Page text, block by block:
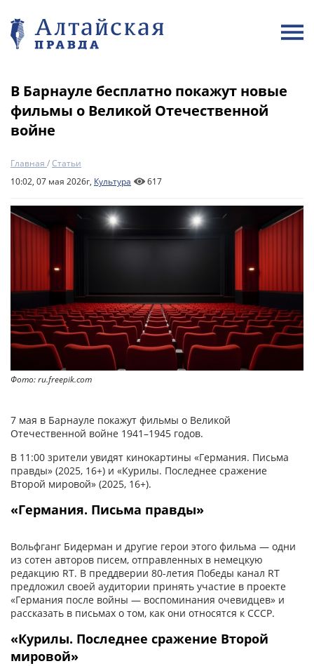
В Барнауле бесплатно покажут новые
фильмы о Великой Отечественной
войне
Главная /Статьи
10:02, 07 мая 2026г, Культура 617
Фото: ru.freepik.com
7 мая в Барнауле покажут фильмы о Великой
Отечественной войне 1941–1945 годов.
В 11:00 зрители увидят кинокартины «Германия. Письма
правды» (2025, 16+) и «Курилы. Последнее сражение
Второй мировой» (2025, 16+).
«Германия. Письма правды»
Вольфганг Бидерман и другие герои этого фильма — одни
из сотен авторов писем, отправленных в немецкую
редакцию RT. В преддверии 80-летия Победы канал RT
предложил своей аудитории принять участие в проекте
«Германия после войны — воспоминания очевидцев» и
рассказать в письмах о том, как они относятся к СССР.
«Курилы. Последнее сражение Второй
мировой»